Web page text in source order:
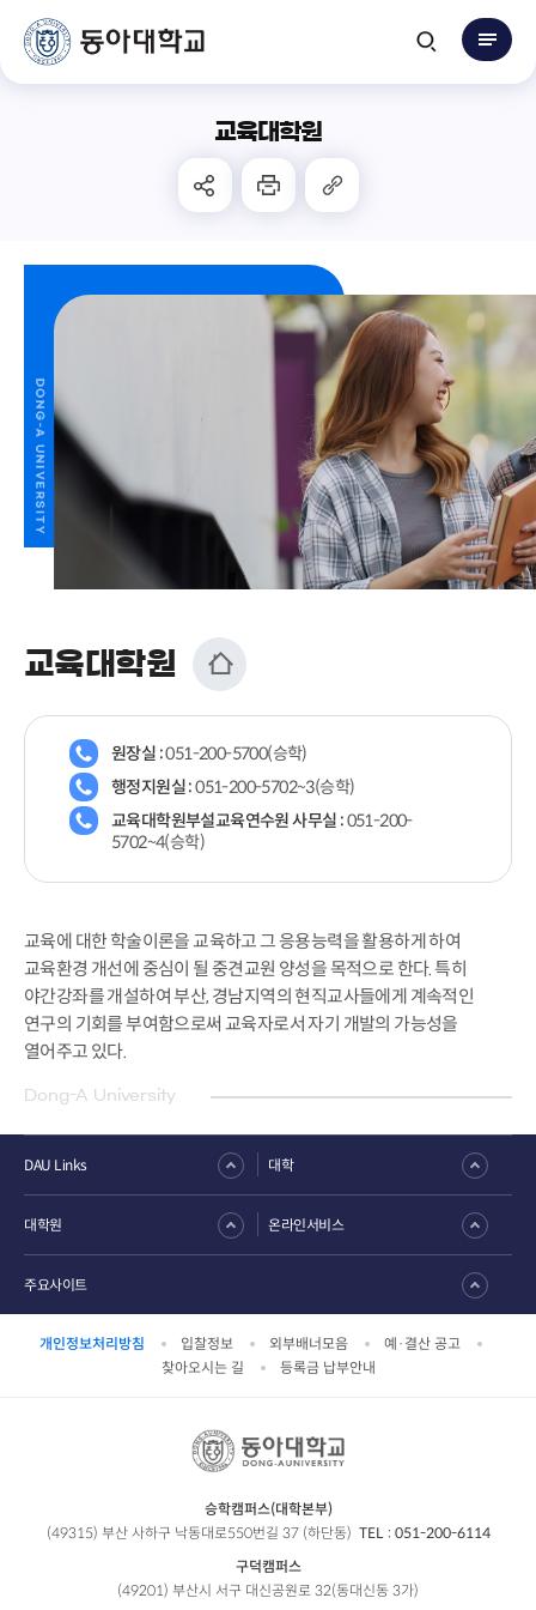
교육대학원
교육대학원
원장실 :051-200-5700(승학)
행정지원실 :051-200-5702~3(승학)
교육대학원부설교육연수원 사무실 :051-200-
5702~4(승학)
교육에 대한 학술이론을 교육하고 그 응용능력을 활용하게 하여
교육환경 개선에 중심이 될 중견교원 양성을 목적으로 한다. 특히
야간강좌를 개설하여 부산, 경남지역의 현직교사들에게 계속적인
연구의 기회를 부여함으로써 교육자로서 자기 개발의 가능성을
열어주고 있다.
Dong-A University
개인정보처리방침 입찰정보 외부배너모음
예·결산 공고
찾아오시는 길
등록금 납부안내
DAU Links 대학
대학원 온라인서비스
주요사이트
승학캠퍼스(대학본부)
(49315) 부산 사하구 낙동대로550번길 37 (하단동) TEL : 051-200-6114
구덕캠퍼스
(49201) 부산시 서구 대신공원로 32(동대신동 3가)